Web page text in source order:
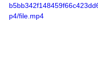
p4/file.mp4